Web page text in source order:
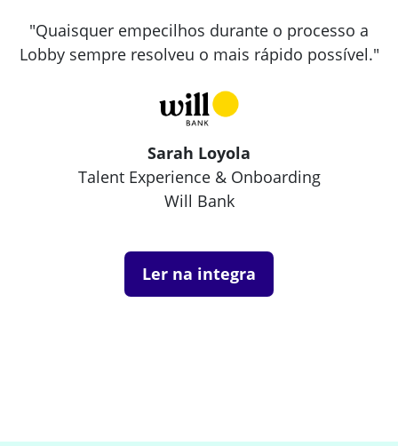
"Quaisquer empecilhos durante o processo a
Lobby sempre resolveu o mais rápido possível."
Sarah Loyola
Talent Experience & Onboarding
Will Bank
Ler na integra